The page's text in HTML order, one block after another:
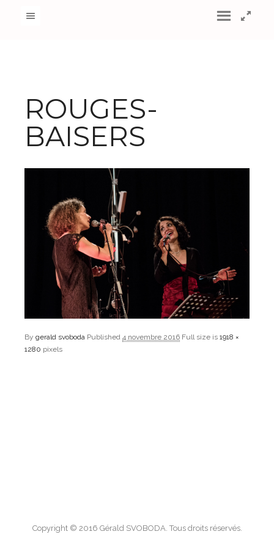
ROUGES-
BAISERS
By gerald svoboda Published 4 novembre 2016 Full size is 1918 ×
1280 pixels
Copyright © 2016 Gérald SVOBODA. Tous droits réservés.